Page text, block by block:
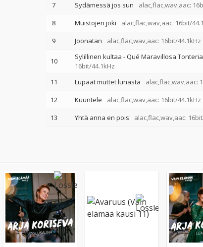
7
Sydämessä jos sun alac,flac,wav,aac:
8
Muistojen joki alac,flac,wav,aac: 16bit/
9
Joonatan alac,flac,wav,aac: 16bit/44.1kHz
10 Sylillinen kultaa - Qué Maravillosa Tonteria
16bit/44.1kHz
11 Lupaat muttet lunasta alac,flac,wav,aac:
12
Kuuntele alac,flac,wav,aac: 16bit/44.1kHz
13
Yhtä anna en pois alac,flac,wav,aac: